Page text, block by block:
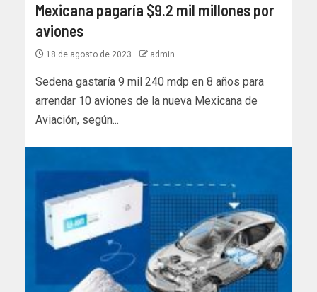
Mexicana pagaría $9.2 mil millones por
aviones
18 de agosto de 2023 admin
Sedena gastaría 9 mil 240 mdp en 8 años para
arrendar 10 aviones de la nueva Mexicana de
Aviación, según...